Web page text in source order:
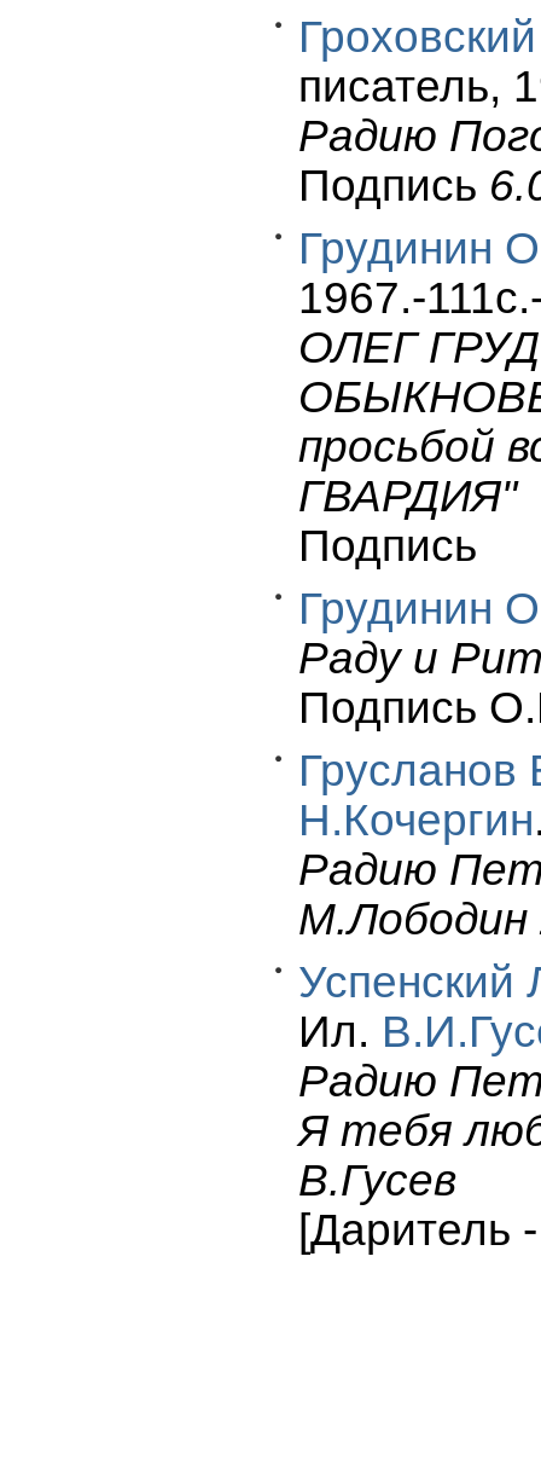
писатель,
Радию
Подпись
Грудинин
1967.-
ОЛЕГ
просьбой
ГВАРДИЯ"
Подпись
Грудинин
Раду и
Подпись
Грусланов
Н.Кочергин
Радию
М.Лободин
Успенский
Ил.
Радию
Я тебя
В.Гусев
[Даритель